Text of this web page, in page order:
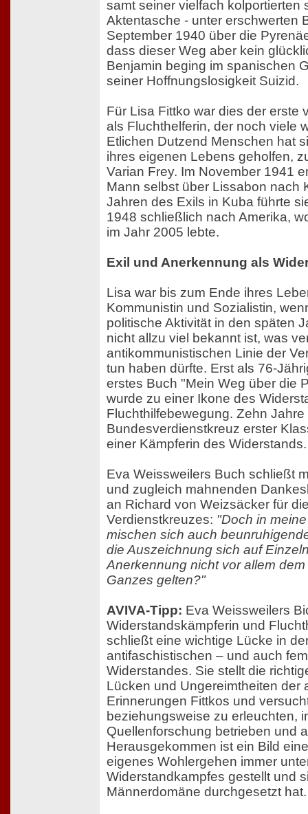
samt seiner vielfach kolportierten
Aktentasche - unter erschwerten
September 1940 über die
dass dieser Weg aber kein
Benjamin beging im spanischen
seiner Hoffnungslosigkeit Suizid.
Für Lisa Fittko war dies der erste
als Fluchthelferin, der noch viele
Etlichen Dutzend Menschen hat
ihres eigenen Lebens geholfen,
Varian Frey. Im November 1941
Mann selbst über Lissabon nach
Jahren des Exils in Kuba führte
1948 schließlich nach Amerika,
im Jahr 2005 lebte.
Exil und Anerkennung als
Lisa war bis zum Ende ihres
Kommunistin und Sozialistin,
politische Aktivität in den späten
nicht allzu viel bekannt ist, was
antikommunistischen Linie der
tun haben dürfte. Erst als 76-
erstes Buch "Mein Weg über die
wurde zu einer Ikone des
Fluchthilfebewegung. Zehn
Bundesverdienstkreuz erster
einer Kämpferin des Widerstands.
Eva Weissweilers Buch schließt
und zugleich mahnenden
an Richard von Weizsäcker für
Verdienstkreuzes: "Doch in
mischen sich auch
die Auszeichnung sich auf
Anerkennung nicht vor allem
Ganzes gelten?"
AVIVA-Tipp: Eva Weissweilers
Widerstandskämpferin und
schließt eine wichtige Lücke in
antifaschistischen – und auch
Widerstandes. Sie stellt die
Lücken und Ungereimtheiten der
Erinnerungen Fittkos und
beziehungsweise zu erleuchten,
Quellenforschung betrieben und
Herausgekommen ist ein Bild
eigenes Wohlergehen immer
Widerstandkampfes gestellt und
Männerdomäne durchgesetzt hat.